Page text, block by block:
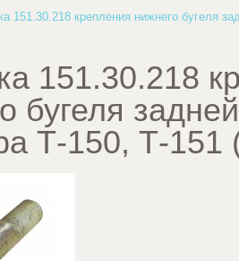
151.30.218 крепления нижнего бугеля
151.30.218
бугеля
Т-150, Т-151